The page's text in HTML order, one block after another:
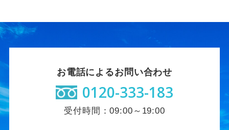
お電話によるお問い合わせ
0120-333-183
受付時間：09:00～19:00